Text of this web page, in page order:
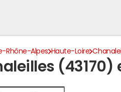
Rhône-Alpes Haute-Loire
(43170)